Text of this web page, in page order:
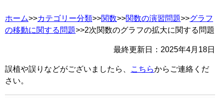
ホーム>>カテゴリー分類>>関数>>関数の演習問題>>グラフ
の移動に関する問題>>2次関数のグラフの拡大に関する問題
最終更新日： 2025年4月18日
誤植や誤りなどがございましたら、 こちらからご連絡くだ
さい。